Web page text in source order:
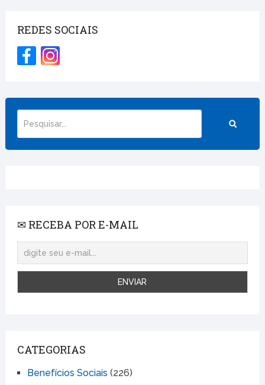
REDES SOCIAIS
✉ RECEBA POR E-MAIL
CATEGORIAS
Benefícios Sociais (226)